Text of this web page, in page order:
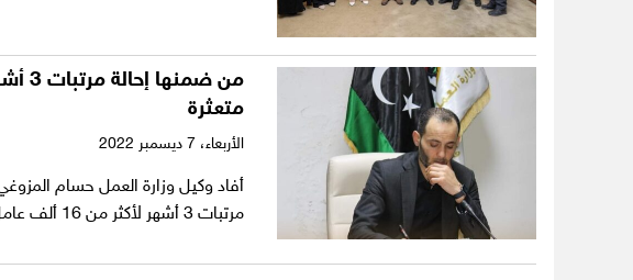
متعثرة
الأربعاء،
مرتبات 3 أشهر لأكثر من 16 ألف عامل…